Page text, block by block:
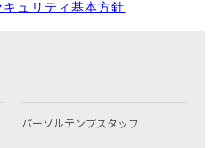
ュリティ基本方針
パーソルテンプスタッフ